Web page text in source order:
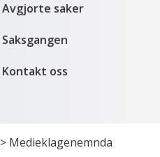
Avgjorte saker
Saksgangen
Kontakt oss
> Medieklagenemnda